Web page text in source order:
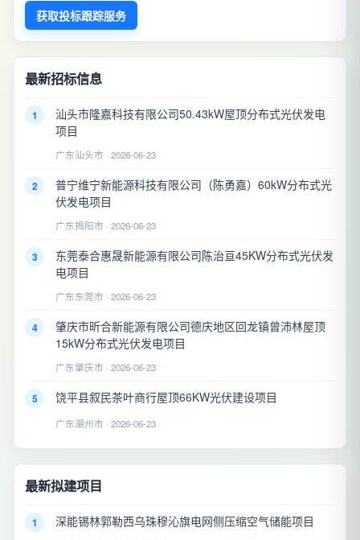
获取投标跟踪服务
最新招标信息
1
汕头市隆嘉科技有限公司50.43kW屋顶分布式光伏发电
项目
广东汕头市 · 2026-06-23
2
普宁维宁新能源科技有限公司（陈勇嘉）60kW分布式光
伏发电项目
广东揭阳市 · 2026-06-23
3
东莞泰合惠晟新能源有限公司陈治亘45KW分布式光伏发
电项目
广东东莞市 · 2026-06-23
4
肇庆市昕合新能源有限公司德庆地区回龙镇曾沛林屋顶
15kW分布式光伏发电项目
广东肇庆市 · 2026-06-23
5 饶平县叙民茶叶商行屋顶66KW光伏建设项目
广东潮州市 · 2026-06-23
最新拟建项目
1 深能锡林郭勒西乌珠穆沁旗电网侧压缩空气储能项目